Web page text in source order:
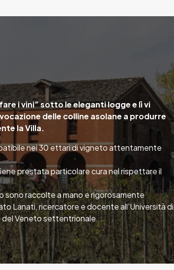
i vini” sotto le eleganti logge e lì vi
delle colline asolane a produrre
la Villa.
nei 30 ettari di vigneto attentamente
prestata particolare cura nel rispettare il
sono raccolte a mano e rigorosamente
Lanati, ricercatore e docente all’Università di
del Veneto settentrionale.